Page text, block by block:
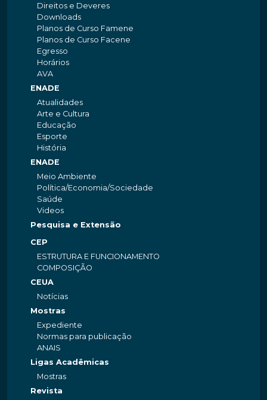
Direitos e Deveres
Downloads
Planos de Curso Famene
Planos de Curso Facene
Egresso
Horários
AVA
ENADE
Atualidades
Arte e Cultura
Educação
Esporte
História
ENADE
Meio Ambiente
Política/Economia/Sociedade
Saúde
Videos
Pesquisa e Extensão
CEP
ESTRUTURA E FUNCIONAMENTO
COMPOSIÇÃO
CEUA
Notícias
Mostras
Expediente
Normas para publicação
ANAIS
Ligas Acadêmicas
Mostras
Revista